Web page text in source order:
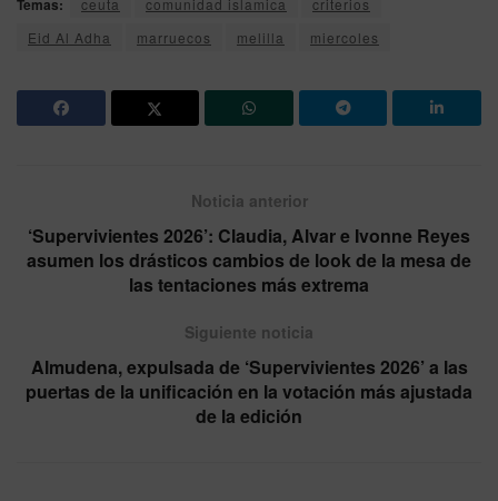
Temas:
Eid Al Adha
marruecos melilla miercoles
Noticia anterior
‘Supervivientes 2026’: Claudia, Alvar e Ivonne Reyes
asumen los drásticos cambios de look de la mesa de
las tentaciones más extrema
Siguiente noticia
Almudena, expulsada de ‘Supervivientes 2026’ a las
puertas de la unificación en la votación más ajustada
de la edición